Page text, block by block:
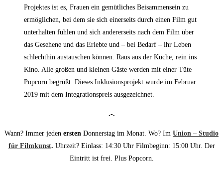
Projektes ist es, Frauen ein gemütliches Beisammensein zu
ermöglichen, bei dem sie sich einerseits durch einen Film gut
unterhalten fühlen und sich andererseits nach dem Film über
das Gesehene und das Erlebte und – bei Bedarf – ihr Leben
schlechthin austauschen können. Raus aus der Küche, rein ins
Kino. Alle großen und kleinen Gäste werden mit einer Tüte
Popcorn begrüßt. Dieses Inklusionsprojekt wurde im Februar
2019 mit dem Integrationspreis ausgezeichnet.
.-.
Wann? Immer jeden ersten Donnerstag im Monat. Wo? Im Union – Studio
für Filmkunst. Uhrzeit? Einlass: 14:30 Uhr Filmbeginn: 15:00 Uhr. Der
Eintritt ist frei. Plus Popcorn.